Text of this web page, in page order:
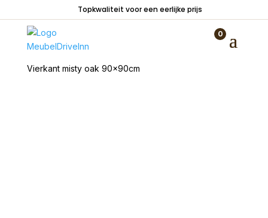
Topkwaliteit voor een eerlijke prijs
0
Vierkant misty oak 90x90cm